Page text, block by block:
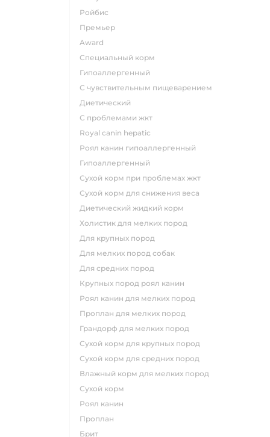
ройбис
премьер
award
специальный корм
гипоаллергенный
с чувствительным пищеварением
диетический
с проблемами жкт
royal canin hepatic
роял канин гипоаллергенный
гипоаллергенный
сухой корм при проблемах жкт
сухой корм для снижения веса
диетический жидкий корм
холистик для мелких пород
для крупных пород
для мелких пород собак
для средних пород
крупных пород роял канин
роял канин для мелких пород
проплан для мелких пород
грандорф для мелких пород
сухой корм для крупных пород
сухой корм для средних пород
влажный корм для мелких пород
сухой корм
роял канин
проплан
брит